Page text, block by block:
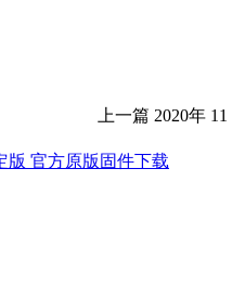
上一篇 2020年 11
版 官方原版固件下载